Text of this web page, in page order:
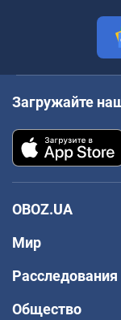
Загружайте
OBOZ.UA
Мир
Расследования
Общество